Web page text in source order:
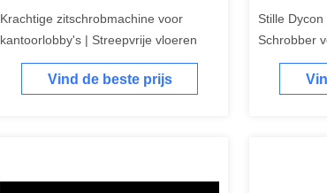
Krachtige zitschrobmachine voor
kantoorlobby's | Streepvrije vloeren
Vind de beste prijs
Stille
Schrobber